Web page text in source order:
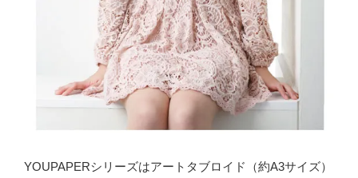
YOUPAPERシリーズはアートタブロイド（約A3サイズ）